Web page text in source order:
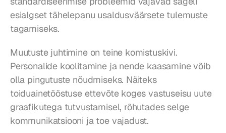
esialgset tähelepanu usaldusväärsete tulemuste
tagamiseks.
Muutuste juhtimine on teine komistuskivi.
Personalide koolitamine ja nende kaasamine võib
olla pingutuste nõudmiseks. Näiteks
toiduainetööstuse ettevõte koges vastuseisu uute
graafikutega tutvustamisel, rõhutades selge
kommunikatsiooni ja toe vajadust.